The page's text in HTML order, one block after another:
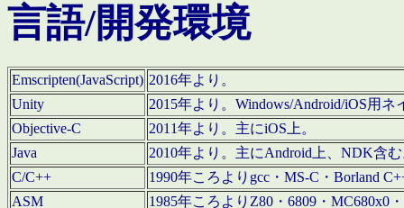
言語/開発環境
Emscripten(JavaScript) 2016年より。
Unity
2015年より。Windows/Android/iOS用
Objective-C
2011年より。主にiOS上。
Java
2010年より。主にAndroid上、NDK含
C/C++
1990年ころよりgcc・MS-C・Borland
ASM
1985年ころよりZ80・6809・MC680x0